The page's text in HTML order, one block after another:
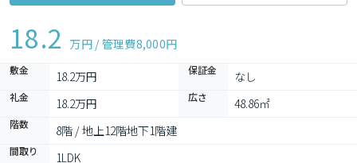
18.2 万円 / 管理費8,000円
敷金 18.2万円 保証金 なし
礼金 18.2万円 広さ 48.86㎡
階数 8階 / 地上12階地下1階建
間取り 1LDK